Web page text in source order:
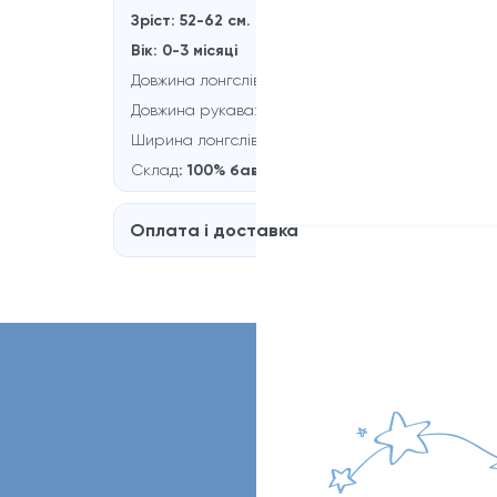
Зріст: 52-62 см.
Вік: 0-3 місяці
Довжина лонгсліва:
Довжина рукaва:
Ширина лонгсліва:
Склад:100% бавовна
Оплата і доставка